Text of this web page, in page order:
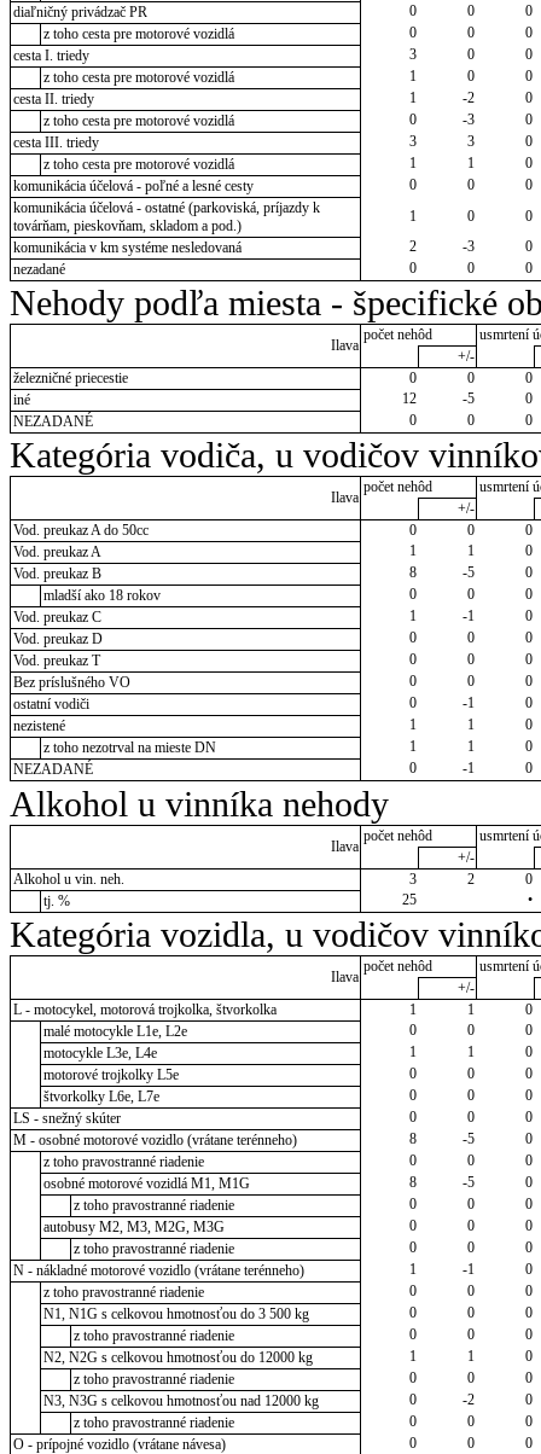
diaľničný privádzač PR
0 0
0
z toho cesta pre motorové vozidlá
0 0
0
cesta I. triedy
3 0
0
z toho cesta pre motorové vozidlá
1 0
0
cesta II. triedy
1 -2
0
z toho cesta pre motorové vozidlá
0 -3
0
cesta III. triedy
3 3
0
z toho cesta pre motorové vozidlá
1 1
0
komunikácia účelová - poľné a lesné cesty
0 0
0
komunikácia účelová - ostatné (parkoviská, príjazdy k
továrňam, pieskovňam, skladom a pod.)
1 0
0
komunikácia v km systéme nesledovaná
2 -3
0
nezadané
0 0 0
Nehody podľa miesta - špecifické
Ilava
počet nehôd
usmrtení
+/-
železničné priecestie
0 0
0
iné
12 -5
0
NEZADANÉ
0 0 0
Kategória vodiča, u vodičov
Ilava
počet nehôd
usmrtení
+/-
Vod. preukaz A do 50cc
0 0
0
Vod. preukaz A
1 1
0
Vod. preukaz B
8 -5
0
mladší ako 18 rokov
0 0
0
Vod. preukaz C
1 -1
0
Vod. preukaz D
0 0
0
Vod. preukaz T
0 0
0
Bez príslušného VO
0 0
0
ostatní vodiči
0 -1
0
nezistené
1 1
0
z toho nezotrval na mieste DN
1 1
0
NEZADANÉ
0 -1 0
Alkohol u vinníka nehody
Ilava
počet nehôd
usmrtení
+/-
Alkohol u vin. neh.
3 2
0
tj. %
25 •
Kategória vozidla, u vodičov
Ilava
počet nehôd
usmrtení
+/-
L - motocykel, motorová trojkolka, štvorkolka
1 1
0
malé motocykle L1e, L2e
0 0
0
motocykle L3e, L4e
1 1
0
motorové trojkolky L5e
0 0
0
štvorkolky L6e, L7e
0 0
0
LS - snežný skúter
0 0
0
M - osobné motorové vozidlo (vrátane terénneho)
8 -5
0
z toho pravostranné riadenie
0 0
0
osobné motorové vozidlá M1, M1G
8 -5
0
z toho pravostranné riadenie
0 0
0
autobusy M2, M3, M2G, M3G
0 0
0
z toho pravostranné riadenie
0 0
0
N - nákladné motorové vozidlo (vrátane terénneho)
1 -1
0
z toho pravostranné riadenie
0 0
0
N1, N1G s celkovou hmotnosťou do 3 500 kg
0 0
0
z toho pravostranné riadenie
0 0
0
N2, N2G s celkovou hmotnosťou do 12000 kg
1 1
0
z toho pravostranné riadenie
0 0
0
N3, N3G s celkovou hmotnosťou nad 12000 kg
0 -2
0
z toho pravostranné riadenie
0 0
0
O - prípojné vozidlo (vrátane návesa)
0 0
0